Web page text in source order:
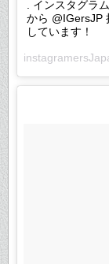
. インスタグラ
から @IGersJP
しています！